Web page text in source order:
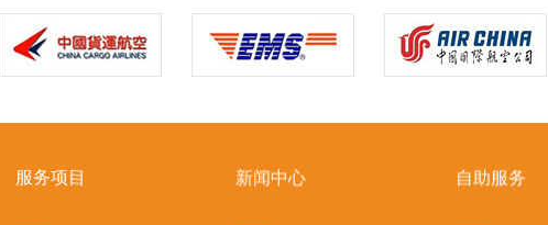
服务项目 新闻中心 自助服务